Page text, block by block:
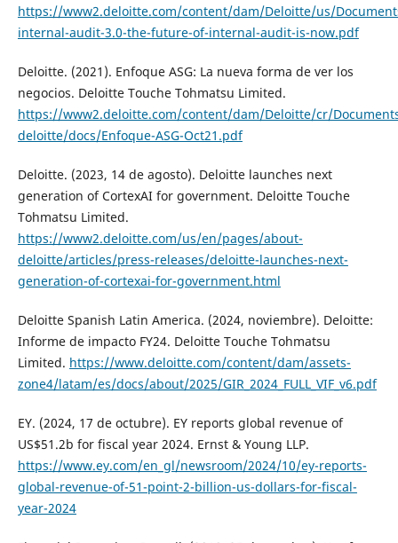
https://www2.deloitte.com/content/dam/Deloitte/us/
internal-audit-3.0-the-future-of-internal-audit-is-now.pdf
Deloitte. (2021). Enfoque ASG: La nueva forma de ver los
negocios. Deloitte Touche Tohmatsu Limited.
https://www2.deloitte.com/content/dam/Deloitte/cr/
deloitte/docs/Enfoque-ASG-Oct21.pdf
Deloitte. (2023, 14 de agosto). Deloitte launches next
generation of CortexAI for government. Deloitte Touche
Tohmatsu Limited.
https://www2.deloitte.com/us/en/pages/about-
deloitte/articles/press-releases/deloitte-launches-next-
generation-of-cortexai-for-government.html
Deloitte Spanish Latin America. (2024, noviembre). Deloitte:
Informe de impacto FY24. Deloitte Touche Tohmatsu
Limited. https://www.deloitte.com/content/dam/assets-
zone4/latam/es/docs/about/2025/GIR_2024_FULL_VIF_v6.pdf
EY. (2024, 17 de octubre). EY reports global revenue of
US$51.2b for fiscal year 2024. Ernst & Young LLP.
https://www.ey.com/en_gl/newsroom/2024/10/ey-reports-
global-revenue-of-51-point-2-billion-us-dollars-for-fiscal-
year-2024